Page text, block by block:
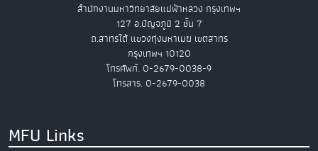
สำนักงานมหาวิทยาลัยแม่ฟ้าหลวง กรุงเทพฯ
127 อ.ปัญจภูมิ 2 ชั้น 7
ถ.สาทรใต้ แขวงทุ่งมหาเมฆ เขตสาทร
กรุงเทพฯ 10120
โทรศัพท์. 0-2679-0038-9
โทรสาร. 0-2679-0038
MFU Links